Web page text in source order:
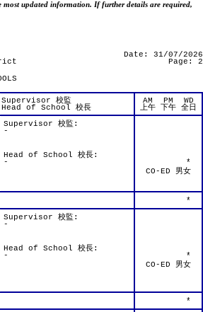
most updated information. If further details are required,
Date: 31/07/2026
Page: 2
Supervisor 校監
Head of School 校長
AM
上午
PM
下午
WD
全日
Supervisor 校監:
-
Head of School 校長:
-
*
CO-ED 男女
*
Supervisor 校監:
-
Head of School 校長:
-
*
CO-ED 男女
*